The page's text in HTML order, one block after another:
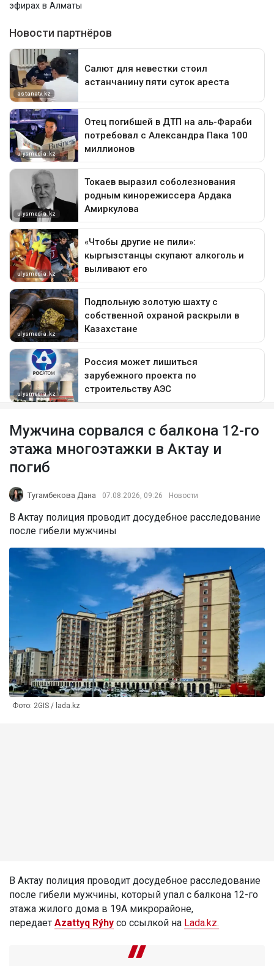
эфирах в Алматы
Мужчина сорвался с балкона 12-го
этажа многоэтажки в Актау и
погиб
Тугамбекова Дана 07.08.2026, 09:26 Новости
В Актау полиция проводит досудебное расследование
после гибели мужчины
Фото: 2GIS / lada.kz
В Актау полиция проводит досудебное расследование
после гибели мужчины, который упал с балкона 12-го
этажа жилого дома в 19А микрорайоне,
передает Azattyq Rýhy со ссылкой на Lada.kz.